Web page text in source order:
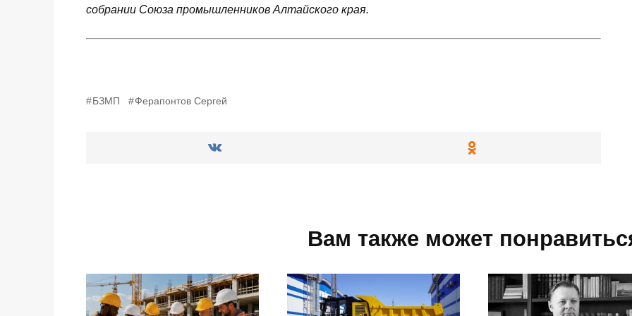
собрании Союза промышленников Алтайского края.
БЗМП Ферапонтов Сергей
Вам также может